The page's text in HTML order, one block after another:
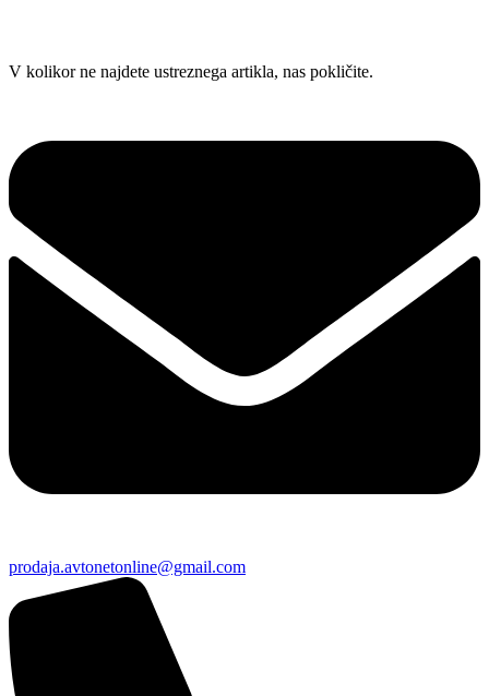
Skip
V kolikor ne najdete ustreznega artikla, nas pokličite.
prodaja.avtonetonline@gmail.com